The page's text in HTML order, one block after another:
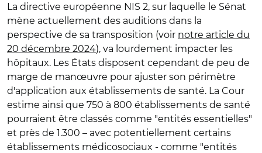
La directive européenne NIS 2, sur laquelle le Sénat
mène actuellement des auditions dans la
perspective de sa transposition (voir notre article du
20 décembre 2024), va lourdement impacter les
hôpitaux. Les États disposent cependant de peu de
marge de manœuvre pour ajuster son périmètre
d'application aux établissements de santé. La Cour
estime ainsi que 750 à 800 établissements de santé
pourraient être classés comme "entités essentielles"
et près de 1.300 – avec potentiellement certains
établissements médicosociaux - comme "entités